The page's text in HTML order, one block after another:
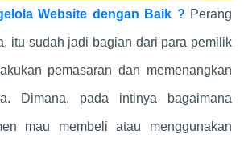
Website dengan Baik ? Perang
itu sudah jadi bagian dari para pemilik
pemasaran dan memenangkan
Dimana, pada intinya bagaimana
mau membeli atau menggunakan